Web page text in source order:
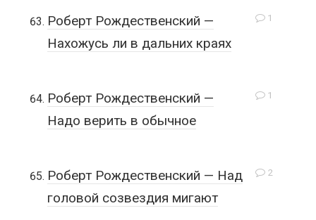
1
Роберт Рождественский —
Нахожусь ли в дальних краях
1
Роберт Рождественский —
Надо верить в обычное
2
Роберт Рождественский — Над
головой созвездия мигают